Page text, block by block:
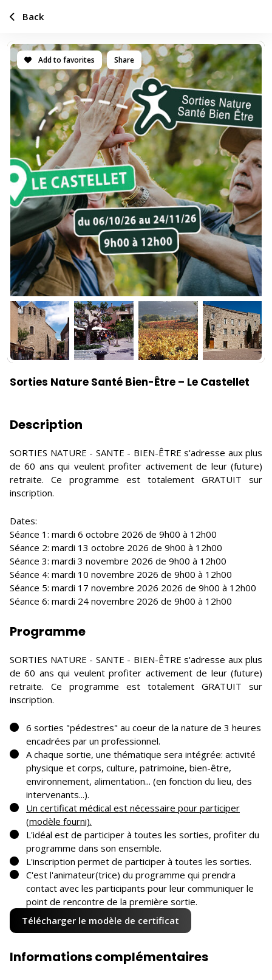
Add to favorites Share
Sorties Nature Santé Bien-Être – Le Castellet
Description
SORTIES NATURE - SANTE - BIEN-ÊTRE s'adresse aux plus
de 60 ans qui veulent profiter activement de leur (future)
retraite. Ce programme est totalement GRATUIT sur
inscription.
Dates:
Séance 1: mardi 6 octobre 2026 de 9h00 à 12h00
Séance 2: mardi 13 octobre 2026 de 9h00 à 12h00
Séance 3: mardi 3 novembre 2026 de 9h00 à 12h00
Séance 4: mardi 10 novembre 2026 de 9h00 à 12h00
Séance 5: mardi 17 novembre 2026 2026 de 9h00 à 12h00
Séance 6: mardi 24 novembre 2026 de 9h00 à 12h00
Programme
SORTIES NATURE - SANTE - BIEN-ÊTRE s'adresse aux plus
de 60 ans qui veulent profiter activement de leur (future)
retraite. Ce programme est totalement GRATUIT sur
inscription.
6 sorties "pédestres" au coeur de la nature de 3 heures
encadrées par un professionnel.
A chaque sortie, une thématique sera intégrée: activité
physique et corps, culture, patrimoine, bien-être,
environnement, alimentation... (en fonction du lieu, des
intervenants...).
Un certificat médical est nécessaire pour participer
(modèle fourni).
L'idéal est de participer à toutes les sorties, profiter du
programme dans son ensemble.
L'inscription permet de participer à toutes les sorties.
C'est l'animateur(trice) du programme qui prendra
contact avec les participants pour leur communiquer le
point de rencontre de la première sortie.
Télécharger le modèle de certificat
Informations complémentaires
Back